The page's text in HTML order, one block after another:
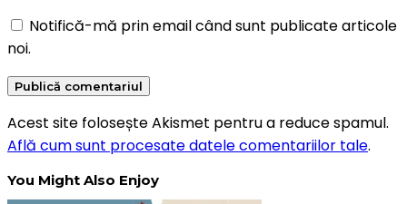
Notifică-mă prin email când sunt publicate articole
noi.
Acest site folosește Akismet pentru a reduce spamul.
Află cum sunt procesate datele comentariilor tale.
You Might Also Enjoy